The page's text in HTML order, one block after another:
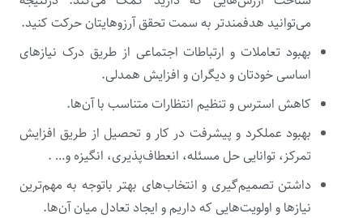
می‌توانید هدفمندتر به سمت تحقق آرزوهایتان حرکت کنید.
بهبود تعاملات و ارتباطات اجتماعی از طریق درک نیازهای
اساسی خودتان و دیگران و افزایش همدلی.
کاهش استرس و تنظیم انتظارات متناسب با آن‌ها.
بهبود عملکرد و پیشرفت در کار و تحصیل از طریق افزایش
تمرکز، توانایی حل مسئله، انعطاف‌پذیری، انگیزه و… .
داشتن تصمیم‌گیری و انتخاب‌های بهتر باتوجه به مهم‌ترین
نیازها و اولویت‌هایی که داریم و ایجاد تعادل میان آن‌ها.